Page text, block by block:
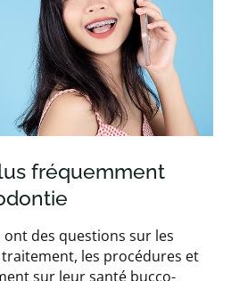
fréquemment
des questions sur les
les procédures et
sur leur santé bucco-